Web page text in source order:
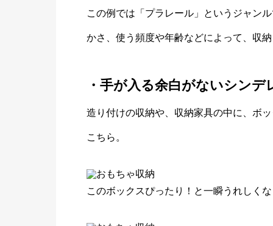
この例では「プラレール」というジャン
かさ、使う頻度や年齢などによって、収
・手が入る余白がないシンデ
造り付けの収納や、収納家具の中に、ボ
こちら。
このボックスぴったり！と一瞬うれしく